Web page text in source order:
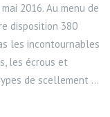
2016. Au menu de
disposition 380
les incontournables
les écrous et
de scellement ...